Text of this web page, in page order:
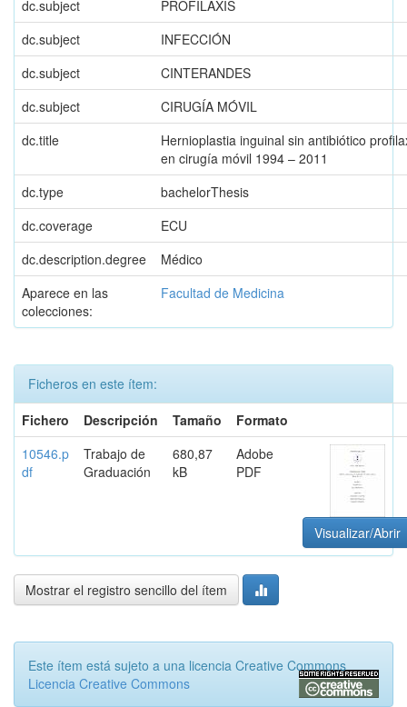
dc.subject
PROFILAXIS
dc.subject
INFECCIÓN
dc.subject
CINTERANDES
dc.subject
CIRUGÍA MÓVIL
dc.title
Hernioplastia inguinal sin antibiótico
en cirugía móvil 1994 – 2011
dc.type
bachelorThesis
dc.coverage
ECU
dc.description.degree
Médico
Aparece en las
colecciones:
Facultad de Medicina
Ficheros en este ítem:
Fichero
Descripción Tamaño
Formato
10546.p
df
Trabajo de
Graduación
680,87
kB
Adobe
PDF
Visualizar/Abrir
Mostrar el registro sencillo del ítem
Este ítem está sujeto a una licencia Creative Commons
Licencia Creative Commons